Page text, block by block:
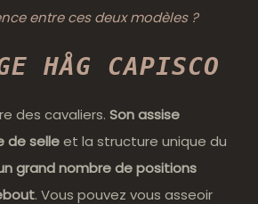
entre ces deux modèles ?
HÅG CAPISCO
des cavaliers. Son assise
de selleet la structure unique du
grand nombre de positions
. Vous pouvez vous asseoir